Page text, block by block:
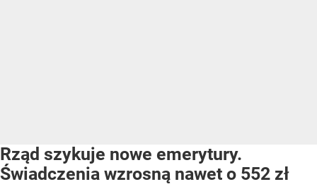
Rząd szykuje nowe emerytury.
Świadczenia wzrosną nawet o 552 zł